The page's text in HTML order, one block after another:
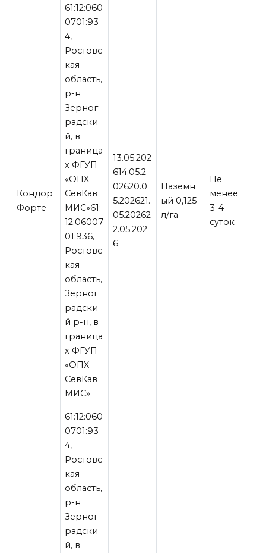
Кондор
Форте
61:12:060
0701:93
4,
Ростовс
кая
область,
р-н
Зерног
радски
й, в
граница
х ФГУП
«ОПХ
СевКав
МИС»61:
12:06007
01:936,
Ростовс
кая
область,
Зерног
радски
й р-н, в
граница
х ФГУП
«ОПХ
СевКав
МИС»
13.05.202
614.05.2
02620.0
5.202621.
05.20262
2.05.202
6
Наземн
ый 0,125
л/га
Не
менее
3-4
суток
61:12:060
0701:93
4,
Ростовс
кая
область,
р-н
Зерног
радски
й, в